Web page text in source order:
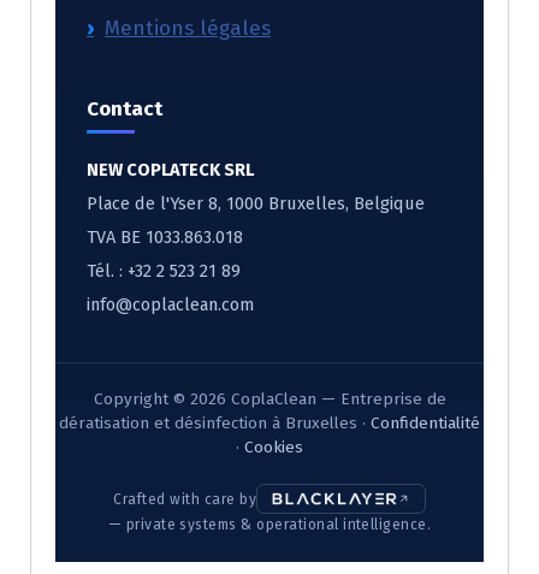
Mentions légales
Contact
NEW COPLATECK SRL
Place de l'Yser 8, 1000 Bruxelles, Belgique
TVA BE 1033.863.018
Tél. : +32 2 523 21 89
info@coplaclean.com
Copyright © 2026 CoplaClean — Entreprise de
dératisation et désinfection à Bruxelles · Confidentialité
· Cookies
Crafted with care by
— private systems & operational intelligence.